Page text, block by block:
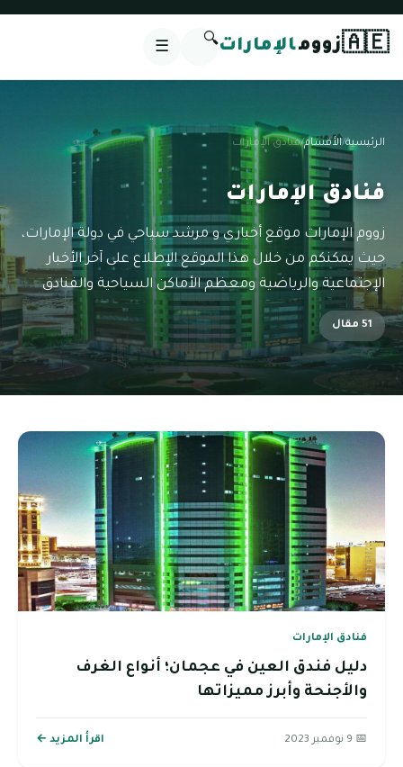
🇦🇪زوومالإمارات🔍
☰
الرئيسية/الأقسام/فنادق الإمارات
فنادق الإمارات
زووم الإمارات موقع أخباري و مرشد سياحي في دولة الإمارات،
حيث يمكنكم من خلال هذا الموقع الإطلاع على آخر الأخبار
الإجتماعية والرياضية ومعظم الأماكن السياحية والفنادق
51 مقال
فنادق الإمارات
دليل فندق العين في عجمان؛ أنواع الغرف
والأجنحة وأبرز مميزاتها
📅 9 نوفمبر 2023 اقرأ المزيد ←